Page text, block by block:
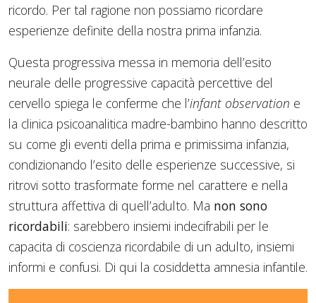
ricordo. Per tal ragione non possiamo ricordare
esperienze definite della nostra prima infanzia.
Questa progressiva messa in memoria dell’esito
neurale delle progressive capacità percettive del
cervello spiega le conferme che l’infant observation e
la clinica psicoanalitica madre-bambino hanno descritto
su come gli eventi della prima e primissima infanzia,
condizionando l’esito delle esperienze successive, si
ritrovi sotto trasformate forme nel carattere e nella
struttura affettiva di quell’adulto. Ma non sono
ricordabili: sarebbero insiemi indecifrabili per le
capacita di coscienza ricordabile di un adulto, insiemi
informi e confusi. Di qui la cosiddetta amnesia infantile.